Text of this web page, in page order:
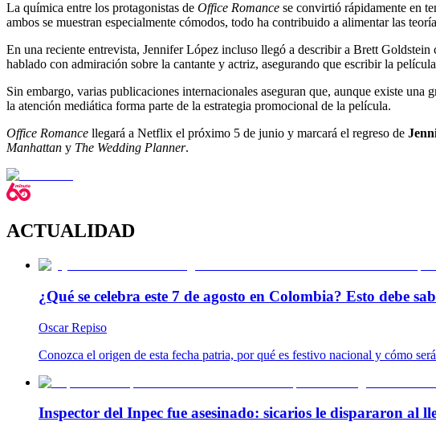
La química entre los protagonistas de Office Romance se convirtió rápidamente en
ambos se muestran especialmente cómodos, todo ha contribuido a alimentar las
En una reciente entrevista, Jennifer López incluso llegó a describir a Brett
hablado con admiración sobre la cantante y actriz, asegurando que escribir la
Sin embargo, varias publicaciones internacionales aseguran que, aunque existe
la atención mediática forma parte de la estrategia promocional de la película.
Office Romance llegará a Netflix el próximo 5 de junio y marcará el regreso de
Manhattan y The Wedding Planner.
ACTUALIDAD
¿Qué se celebra este 7 de agosto en Colombia? Esto debe
Oscar Repiso
Conozca el origen de esta fecha patria, por qué es festivo nacional y cómo
Inspector del Inpec fue asesinado: sicarios le dispararon al